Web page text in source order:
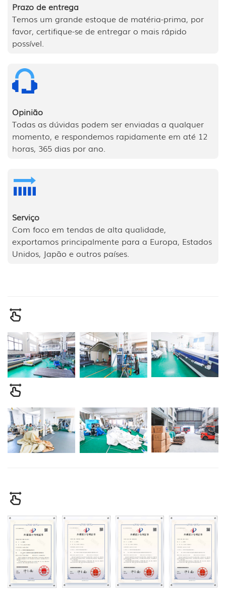
Prazo de entrega
Temos um grande estoque de matéria-prima, por
favor, certifique-se de entregar o mais rápido
possível.
Opinião
Todas as dúvidas podem ser enviadas a qualquer
momento, e respondemos rapidamente em até 12
horas, 365 dias por ano.
Serviço
Com foco em tendas de alta qualidade,
exportamos principalmente para a Europa, Estados
Unidos, Japão e outros países.